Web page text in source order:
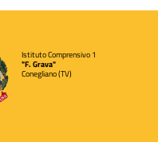
Istituto Comprensivo 1
"F. Grava"
Conegliano (TV)